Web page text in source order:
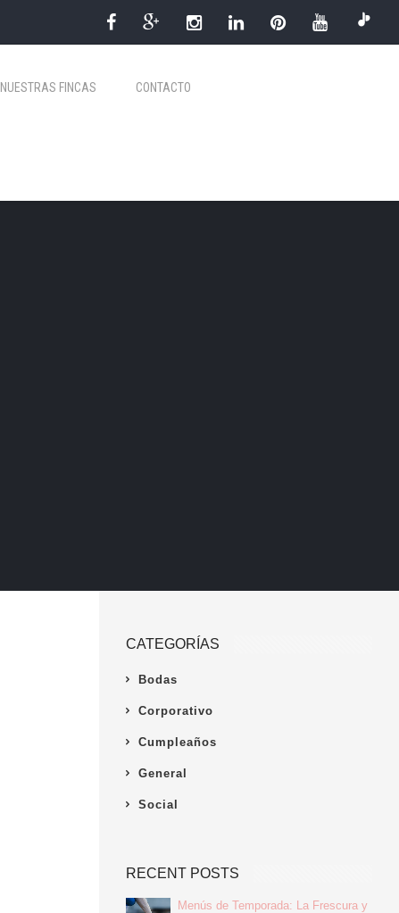
NUESTRAS FINCAS CONTACTO
CATEGORÍAS
Bodas
Corporativo
Cumpleaños
General
Social
RECENT POSTS
Menús de Temporada: La Frescura y